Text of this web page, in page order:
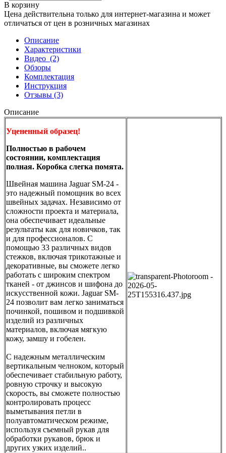
В корзину
Цена действительна только для интернет-магазина и может
отличаться от цен в розничных магазинах
Описание
Характеристики
Видео (2)
Обзоры
Комплектация
Инструкция
Отзывы (3)
Описание
Уцененный образец!
Полностью в рабочем
состоянии, комплектация
полная. Коробка слегка помята.
Швейная машина Jaguar SM-24 -
это надежный помощник во всех
швейных задачах. Независимо от
сложности проекта и материала,
она обеспечивает идеальные
результаты как для новичков, так
и для профессионалов. С
помощью 33 различных видов
стежков, включая трикотажные и
декоративные, вы сможете легко
работать с широким спектром
тканей - от джинсов и шифона до
искусственной кожи. Jaguar SM-
24 позволит вам легко заниматься
починкой, пошивом и подшивкой
изделий из различных
материалов, включая мягкую
кожу, замшу и гобелен.
С надежным металлическим
вертикальным челноком, который
обеспечивает стабильную работу,
ровную строчку и высокую
скорость, вы сможете полностью
контролировать процесс
выметывания петли в
полуавтоматическом режиме,
используя съемный рукав для
обработки рукавов, брюк и
других узких изделий..